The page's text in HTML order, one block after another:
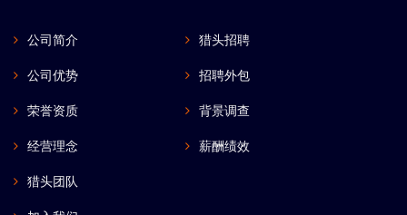
公司简介
公司优势
荣誉资质
经营理念
猎头团队
猎头招聘
招聘外包
背景调查
薪酬绩效